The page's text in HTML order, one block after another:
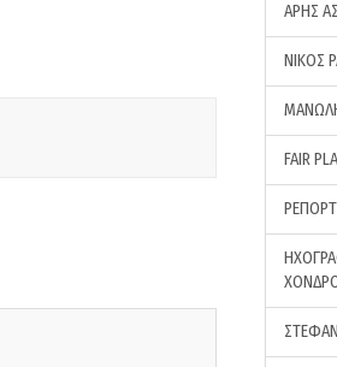
ΑΡΗΣ
ΝΙΚΟΣ
FAIR